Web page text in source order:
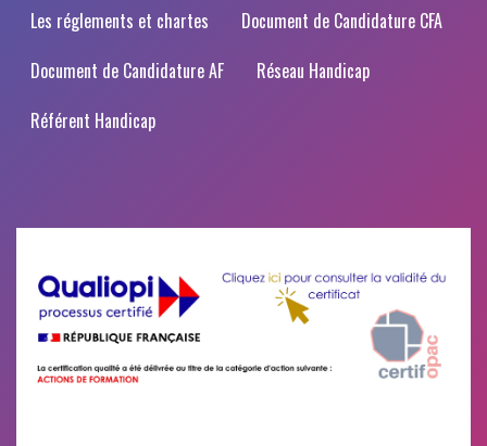
Les réglements et chartes
Document de Candidature CFA
Document de Candidature AF
Réseau Handicap
Référent Handicap